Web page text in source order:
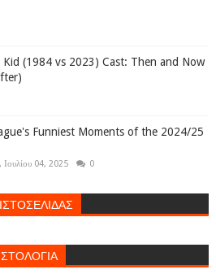
Kid (1984 vs 2023) Cast: Then and Now
Funniest Moments of the 2024/25
04, 2025 0